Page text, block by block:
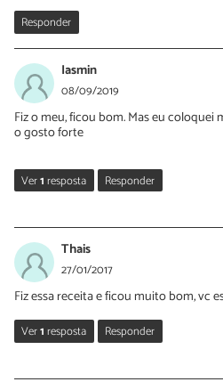
Responder
Iasmin
08/09/2019
Fiz o meu, ficou bom. Mas eu
o gosto forte
Ver1resposta Responder
09/09/2019
Oi Iasmin, obrigada pelo seu
menos farinha e suba foto do seu
Thais
27/01/2017
Fiz essa receita e ficou muito bom, vc
Ver1resposta Responder